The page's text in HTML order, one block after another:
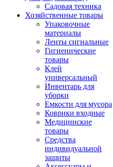
Садовая техника
Хозяйственные товары
Упаковочные
материалы
Ленты сигнальные
Гигиенические
товары
Клей
универсальный
Инвентарь для
уборки
Емкости для мусора
Коврики входные
Медицинские
товары
Средства
индивидуальной
защиты